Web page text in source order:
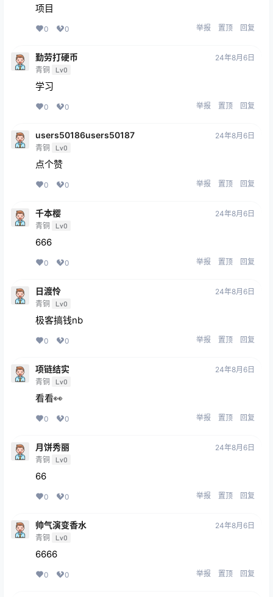
项目
0 0 举报 置顶 回复
勤劳打硬币
青铜 Lv0
24年8月6日
学习
0 0 举报 置顶 回复
users50186users50187
青铜 Lv0
24年8月6日
点个赞
0 0 举报 置顶 回复
千本樱
青铜 Lv0
24年8月6日
666
0 0 举报 置顶 回复
日渡怜
青铜 Lv0
24年8月6日
极客搞钱nb
0 0 举报 置顶 回复
项链结实
青铜 Lv0
24年8月6日
看看👀
0 0 举报 置顶 回复
月饼秀丽
青铜 Lv0
24年8月6日
66
0 0 举报 置顶 回复
帅气演变香水
青铜 Lv0
24年8月6日
6666
0 0 举报 置顶 回复